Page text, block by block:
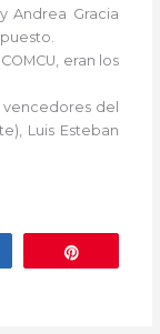
Andrea Gracia
eran los
vencedores del
Luis Esteban